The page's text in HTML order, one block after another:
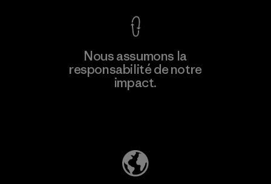
plusNous assumons la
responsabilité de notre
impact.